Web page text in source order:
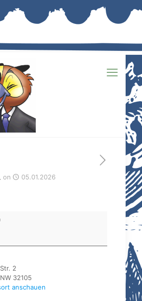
on 05.01.2026
2
NW 32105
anschauen